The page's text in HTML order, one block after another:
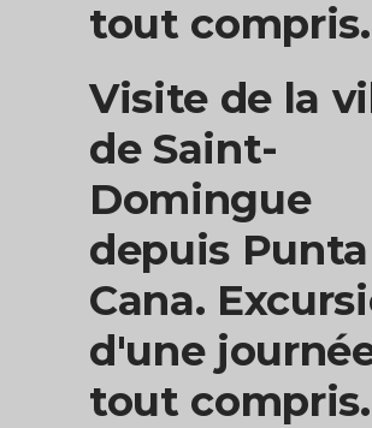
tout compris.
Visite de la
de Saint-
Domingue
depuis Punta
Cana.
d'une
tout compris.